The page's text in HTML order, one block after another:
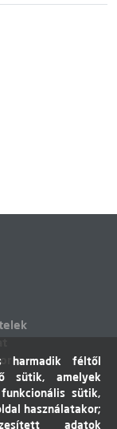
harmadik féltől
sütik, amelyek
sütik,
használatakor;
adatok